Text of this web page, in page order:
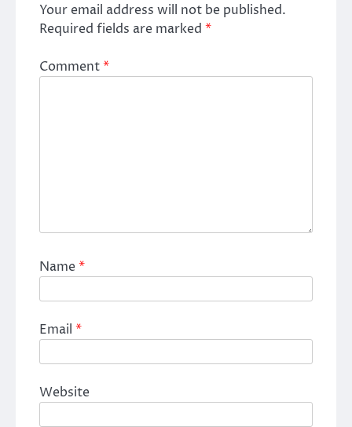
Your email address will not be published.
Required fields are marked *
Comment*
Name*
Email *
Website